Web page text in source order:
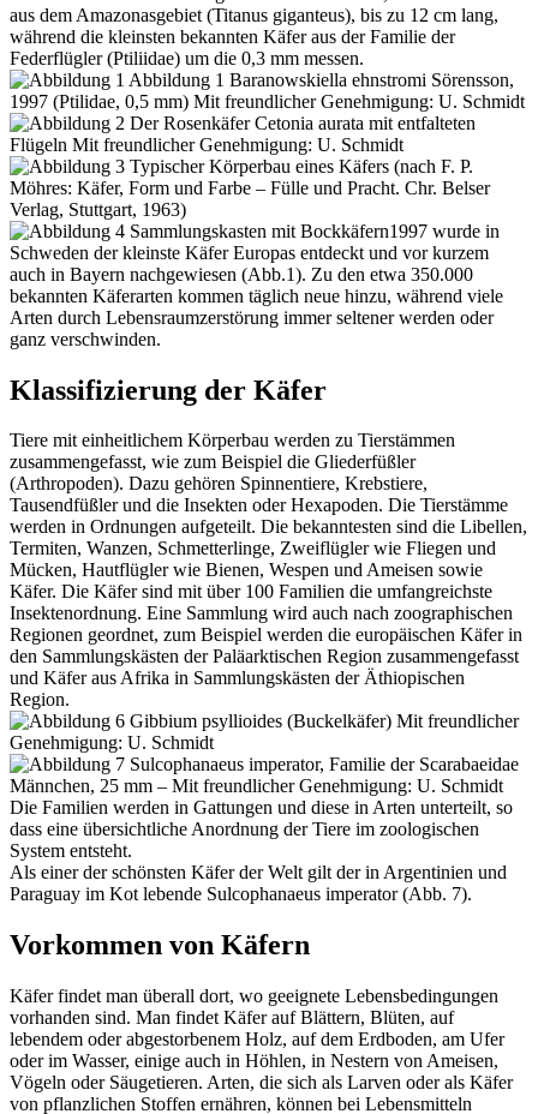
aus dem Amazonasgebiet (Titanus giganteus), bis zu 12 cm lang,
während die kleinsten bekannten Käfer aus der Familie der
Federflügler (Ptiliidae) um die 0,3 mm messen.
1997 wurde in
Schweden der kleinste Käfer Europas entdeckt und vor kurzem
auch in Bayern nachgewiesen (Abb.1). Zu den etwa 350.000
bekannten Käferarten kommen täglich neue hinzu, während viele
Arten durch Lebensraumzerstörung immer seltener werden oder
ganz verschwinden.
Klassifizierung der Käfer
Tiere mit einheitlichem Körperbau werden zu Tierstämmen
zusammengefasst, wie zum Beispiel die Gliederfüßler
(Arthropoden). Dazu gehören Spinnentiere, Krebstiere,
Tausendfüßler und die Insekten oder Hexapoden. Die Tierstämme
werden in Ordnungen aufgeteilt. Die bekanntesten sind die Libellen,
Termiten, Wanzen, Schmetterlinge, Zweiflügler wie Fliegen und
Mücken, Hautflügler wie Bienen, Wespen und Ameisen sowie
Käfer. Die Käfer sind mit über 100 Familien die umfangreichste
Insektenordnung. Eine Sammlung wird auch nach zoographischen
Regionen geordnet, zum Beispiel werden die europäischen Käfer in
den Sammlungskästen der Paläarktischen Region zusammengefasst
und Käfer aus Afrika in Sammlungskästen der Äthiopischen
Region.
Die Familien werden in Gattungen und diese in Arten unterteilt, so
dass eine übersichtliche Anordnung der Tiere im zoologischen
System entsteht.
Als einer der schönsten Käfer der Welt gilt der in Argentinien und
Paraguay im Kot lebende Sulcophanaeus imperator (Abb. 7).
Vorkommen von Käfern
Käfer findet man überall dort, wo geeignete Lebensbedingungen
vorhanden sind. Man findet Käfer auf Blättern, Blüten, auf
lebendem oder abgestorbenem Holz, auf dem Erdboden, am Ufer
oder im Wasser, einige auch in Höhlen, in Nestern von Ameisen,
Vögeln oder Säugetieren. Arten, die sich als Larven oder als Käfer
von pflanzlichen Stoffen ernähren, können bei Lebensmitteln